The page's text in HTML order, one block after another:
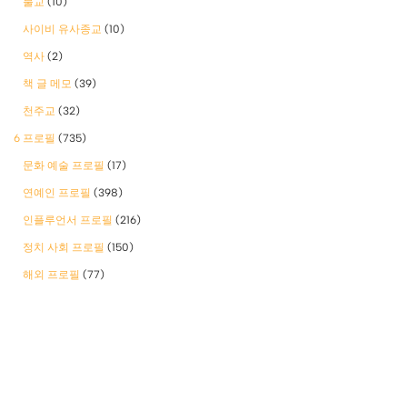
사이비 유사종교 (10)
역사 (2)
책 글 메모 (39)
천주교 (32)
6 프로필 (735)
문화 예술 프로필 (17)
연예인 프로필 (398)
인플루언서 프로필 (216)
정치 사회 프로필 (150)
해외 프로필 (77)